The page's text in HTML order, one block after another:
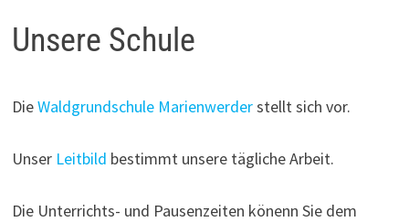
Unsere Schule
DieWaldgrundschule Marienwerderstellt sich vor.
Unser Leitbild bestimmt unsere tägliche Arbeit.
Die Unterrichts- und Pausenzeiten könenn Sie dem